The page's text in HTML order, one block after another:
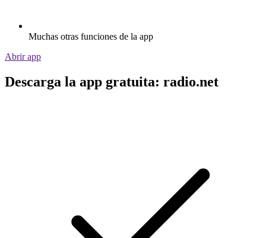
Muchas otras funciones de la app
Abrir app
Descarga la app gratuita: radio.net